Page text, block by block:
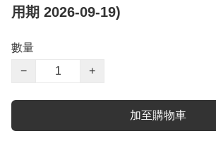
用期 2026-09-19)
數量
−
+
加至購物車